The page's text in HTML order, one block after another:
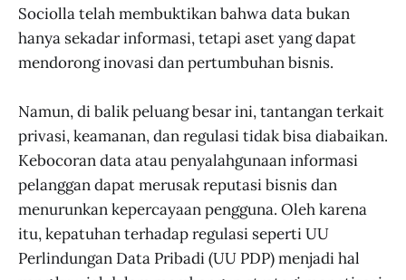
Sociolla telah membuktikan bahwa data bukan
hanya sekadar informasi, tetapi aset yang dapat
mendorong inovasi dan pertumbuhan bisnis.
Namun, di balik peluang besar ini, tantangan terkait
privasi, keamanan, dan regulasi tidak bisa diabaikan.
Kebocoran data atau penyalahgunaan informasi
pelanggan dapat merusak reputasi bisnis dan
menurunkan kepercayaan pengguna. Oleh karena
itu, kepatuhan terhadap regulasi seperti UU
Perlindungan Data Pribadi (UU PDP) menjadi hal